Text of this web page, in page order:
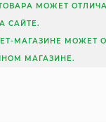
МОЖЕТ
САЙТЕ.
МАГАЗИНЕ МОЖЕТ
МАГАЗИНЕ.